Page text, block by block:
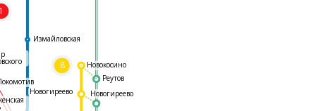
8
Реутов
Измайловская
Новогиреево
Новогиреево
Новокосино